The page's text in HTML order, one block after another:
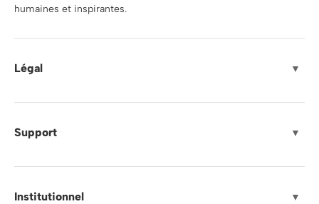
humaines et inspirantes.
Légal ▼
Support ▼
Institutionnel ▼